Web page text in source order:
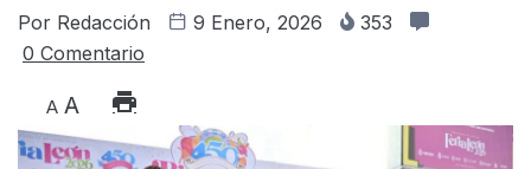
Por Redacción 9 Enero, 2026
353
0 Comentario
A A